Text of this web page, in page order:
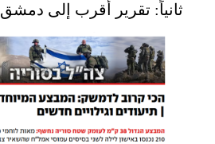
ثانياً: تقرير أقرب إلى دمشق